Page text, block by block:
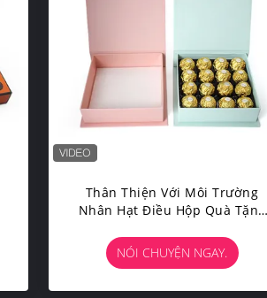
Thân Thiện Với Môi Trường
Nhân Hạt Điều Hộp Quà Tặng
Hạt Dẻ Cười
NÓI CHUYỆN NGAY.